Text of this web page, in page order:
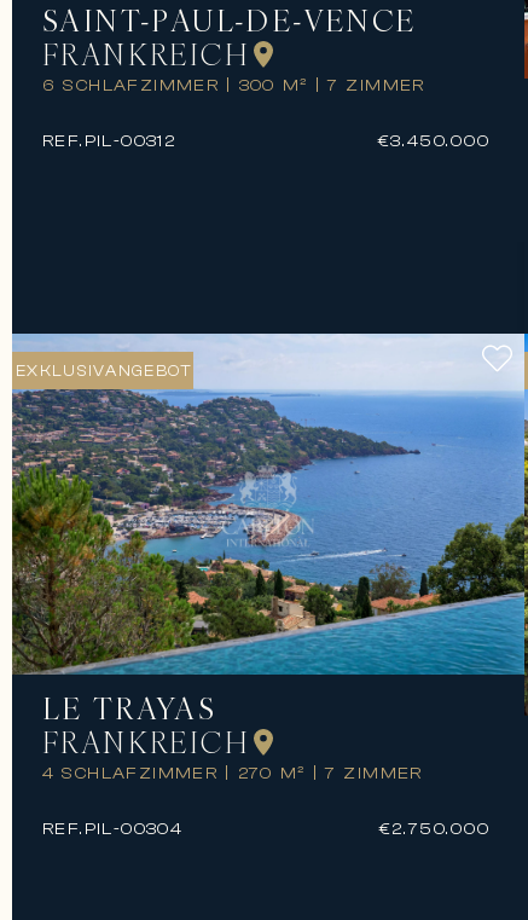
SAINT-PAUL-DE-VENCE
FRANKREICH
6 SCHLAFZIMMER 300 M² 7 ZIMMER
REF. PIL-00312 €3.450.000
EXKLUSIVANGEBOT
LE TRAYAS
FRANKREICH
4 SCHLAFZIMMER 270 M² 7 ZIMMER
REF. PIL-00304 €2.750.000